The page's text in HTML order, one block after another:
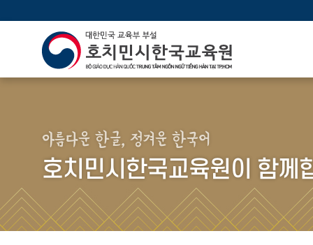
아름다운 한글, 정겨운 한국어
호치민시한국교육원이 함께